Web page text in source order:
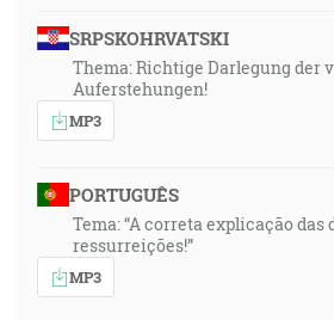
SRPSKOHRVATSKI
Thema: Richtige Darlegung der
Auferstehungen!
MP3
PORTUGUÊS
Tema: “A correta explicação
ressurreições!”
MP3